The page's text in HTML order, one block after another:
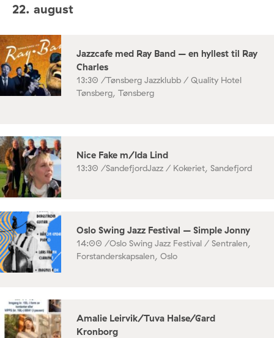
22. august
Jazzcafe med Ray Band – en hyllest til Ray
Charles
13:30 /Tønsberg Jazzklubb / Quality Hotel
Tønsberg, Tønsberg
Nice Fake m/Ida Lind
13:30 /SandefjordJazz / Kokeriet, Sandefjord
Oslo Swing Jazz Festival – Simple Jonny
14:00 /Oslo Swing Jazz Festival / Sentralen,
Forstanderskapsalen, Oslo
Amalie Leirvik/Tuva Halse/Gard
Kronborg